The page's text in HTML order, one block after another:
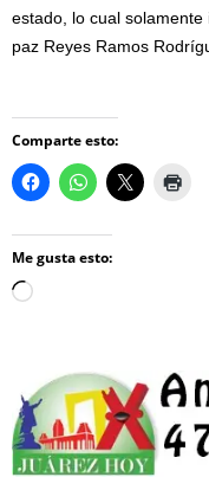
estado, lo cual
paz Reyes Ramos
Comparte esto:
Me gusta esto:
Loading…